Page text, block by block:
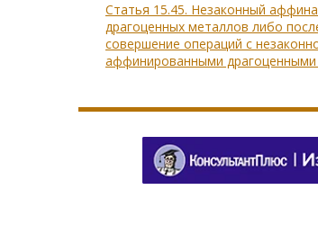
Статья 15.45. Незаконный
драгоценных металлов либо
совершение операций с
аффинированными